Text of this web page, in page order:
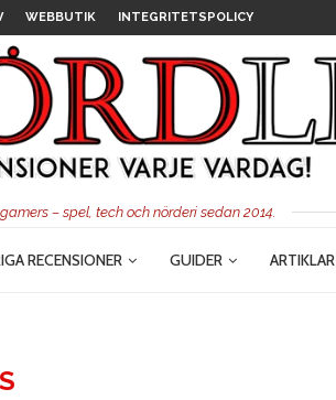
WEBBUTIK INTEGRITETSPOLICY
– spel, tech och nörderi sedan 2014.
RECENSIONER GUIDER ARTIKLAR